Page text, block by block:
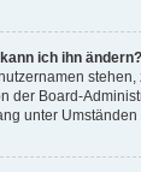
ich ihn ändern?
der Board-
unter Umständen